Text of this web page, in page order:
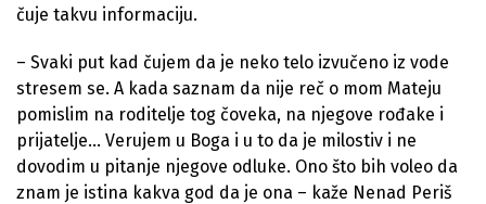
čuje takvu informaciju.
– Svaki put kad čujem da je neko telo izvučeno iz vode
stresem se. A kada saznam da nije reč o mom Mateju
pomislim na roditelje tog čoveka, na njegove rođake i
prijatelje… Verujem u Boga i u to da je milostiv i ne
dovodim u pitanje njegove odluke. Ono što bih voleo da
znam je istina kakva god da je ona – kaže Nenad Periš